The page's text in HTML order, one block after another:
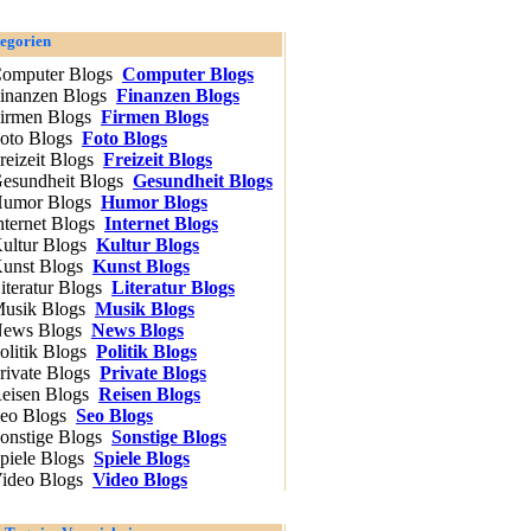
Computer Blogs
Finanzen Blogs
Firmen Blogs
Foto Blogs
Freizeit Blogs
Gesundheit Blogs
Humor Blogs
Internet Blogs
Kultur Blogs
Kunst Blogs
Literatur Blogs
Musik Blogs
News Blogs
Politik Blogs
Private Blogs
Reisen Blogs
Seo Blogs
Sonstige Blogs
Spiele Blogs
Video Blogs